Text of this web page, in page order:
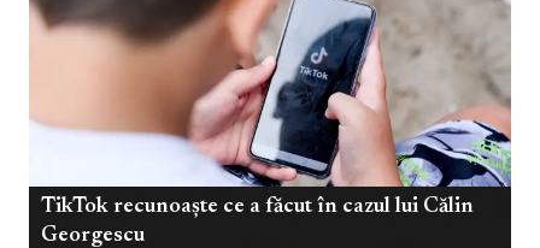
TikTok recunoaște ce a făcut în cazul lui Călin
Georgescu